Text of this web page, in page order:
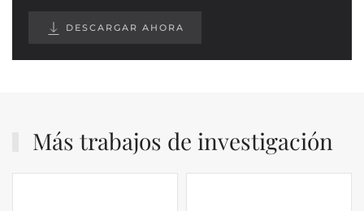
DESCARGAR AHORA
Más trabajos de investigación